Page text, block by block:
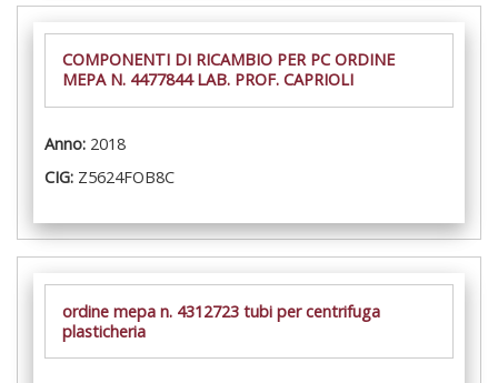
COMPONENTI DI RICAMBIO PER PC ORDINE
MEPA N. 4477844 LAB. PROF. CAPRIOLI
Anno: 2018
CIG: Z5624FOB8C
ordine mepa n. 4312723 tubi per centrifuga
plasticheria